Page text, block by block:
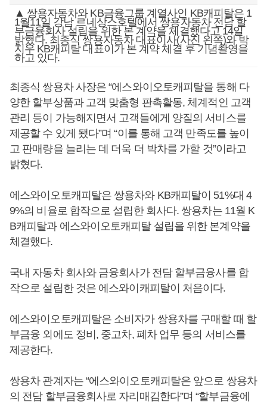
▲ 쌍용자동차와 KB금융그룹 계열사인 KB캐피탈은 1
1월11일 강남 르네상스호텔에서 쌍용자동차 전담 할
부금융회사 설립을 위한 본 계약을 체결했다고 14일
밝혔다. 최종식 쌍용자동차 대표이사(사진 왼쪽)와 박
지우 KB캐피탈 대표이가 본 계약 체결 후 기념촬영을
하고 있다.
최종식 쌍용차 사장은 “에스와이오토캐피탈을 통해 다
양한 할부상품과 고객 맞춤형 판촉활동, 체계적인 고객
관리 등이 가능해지면서 고객들에게 양질의 서비스를
제공할 수 있게 됐다”며 “이를 통해 고객 만족도를 높이
고 판매량을 늘리는 데 더욱 더 박차를 가할 것”이라고
밝혔다.
에스와이오토캐피탈은 쌍용차와 KB캐피탈이 51%대 4
9%의 비율로 합작으로 설립한 회사다. 쌍용차는 11월 K
B캐피탈과 에스와이오토캐피탈 설립을 위한 본계약을
체결했다.
국내 자동차 회사와 금융회사가 전담 할부금융사를 합
작으로 설립한 것은 에스와이캐피탈이 처음이다.
에스와이오토캐피탈은 소비자가 쌍용차를 구매할 때 할
부금융 외에도 정비, 중고차, 폐차 업무 등의 서비스를
제공한다.
쌍용차 관계자는 “에스와이오토캐피탈은 앞으로 쌍용차
의 전담 할부금융회사로 자리매김한다”며 “할부금융에